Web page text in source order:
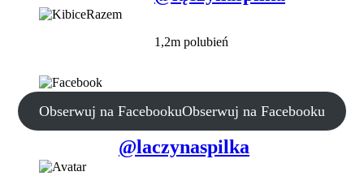
1,2m polubień
Obserwuj na FacebookuObserwuj na Facebooku
@laczynaspilka